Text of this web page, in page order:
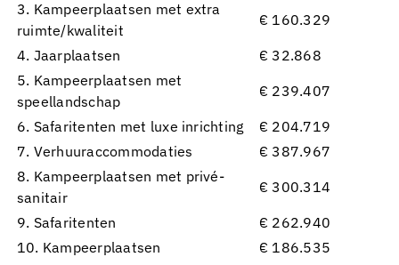
3. Kampeerplaatsen met extra
ruimte/kwaliteit
€ 160.329
4. Jaarplaatsen
€ 32.868
5. Kampeerplaatsen met
speellandschap
€ 239.407
6. Safaritenten met luxe inrichting
€ 204.719
7. Verhuuraccommodaties
€ 387.967
8. Kampeerplaatsen met privé-
sanitair
€ 300.314
9. Safaritenten
€ 262.940
10. Kampeerplaatsen
€ 186.535